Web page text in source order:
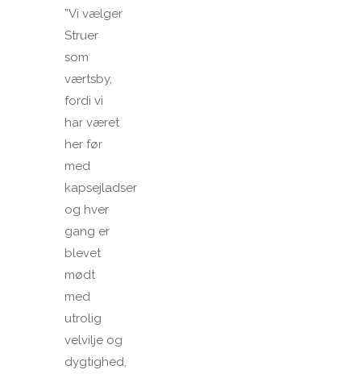
”Vi vælger
Struer
som
værtsby,
fordi vi
har været
her før
med
kapsejladser
og hver
gang er
blevet
mødt
med
utrolig
velvilje og
dygtighed,